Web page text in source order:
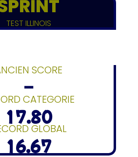
TEST ILLINOIS
SCORE
–
CATEGORIE
17.80
GLOBAL
16.67